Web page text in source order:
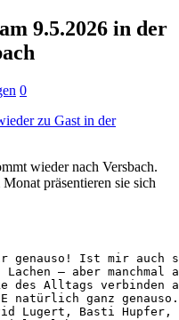
9.5.2026 in der
0
wieder nach Versbach.
präsentieren sie sich
genauso! Ist mir auch
– aber manchmal
des Alltags verbinden
natürlich ganz
Lugert, Basti Hupfer,